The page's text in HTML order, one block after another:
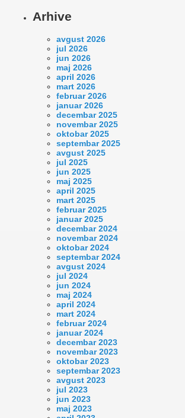
Arhive
avgust 2026
jul 2026
jun 2026
maj 2026
april 2026
mart 2026
februar 2026
januar 2026
decembar 2025
novembar 2025
oktobar 2025
septembar 2025
avgust 2025
jul 2025
jun 2025
maj 2025
april 2025
mart 2025
februar 2025
januar 2025
decembar 2024
novembar 2024
oktobar 2024
septembar 2024
avgust 2024
jul 2024
jun 2024
maj 2024
april 2024
mart 2024
februar 2024
januar 2024
decembar 2023
novembar 2023
oktobar 2023
septembar 2023
avgust 2023
jul 2023
jun 2023
maj 2023